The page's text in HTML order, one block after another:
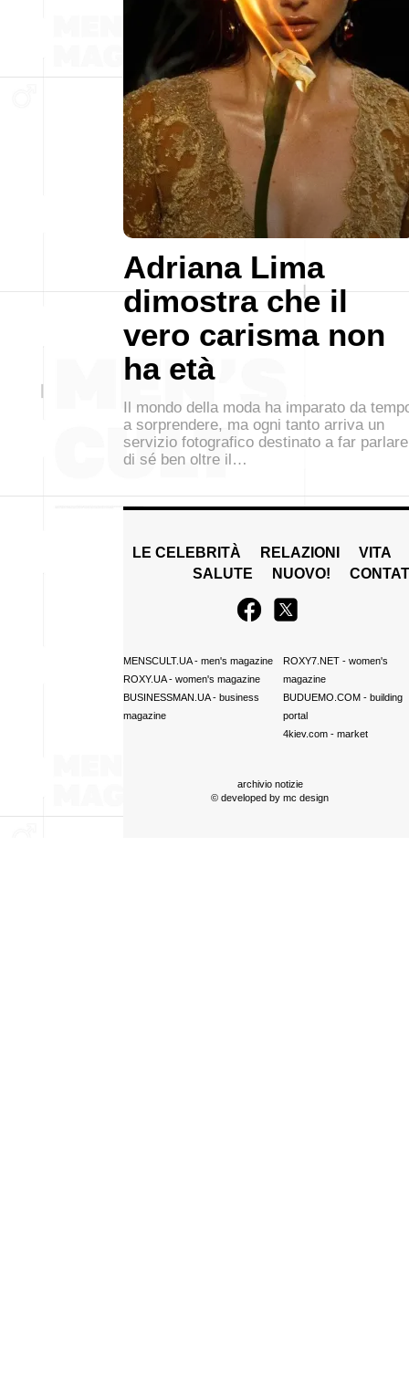
Adriana Lima
dimostra che il
vero carisma non
ha età
Il mondo della moda ha imparato da
a sorprendere, ma ogni tanto arriva un
servizio fotografico destinato a far parlare
di sé ben oltre il…
LE CELEBRITÀ RELAZIONI
VITA
SALUTE
NUOVO!
MENSCULT.UA- men's magazine
ROXY.UA- women's magazine
BUSINESSMAN.UA- business
magazine
ROXY7.NET- women's
magazine
BUDUEMO.COM- building
portal
4kiev.com- market
archivio notizie
© developed by mc design